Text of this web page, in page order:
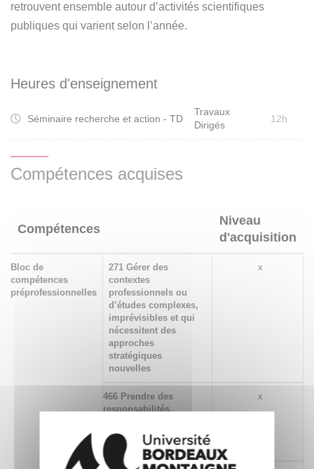
retrouvent ensemble autour d’activités scientifiques
publiques qui varient selon l’année.
Heures d'enseignement
Séminaire recherche et action - TD
Travaux
Dirigés
12h
Compétences acquises
Compétences
Niveau
d'acquisition
Bloc de
compétences
préprofessionnelles
271 Gérer des
contextes
professionnels ou
d’études complexes,
imprévisibles et qui
nécessitent des
approches
stratégiques
nouvelles
x
466 Prendre des
responsabilités,
situation
professionnelle
x